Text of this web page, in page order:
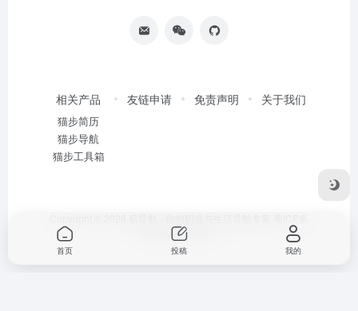
相关产品
猫步简历
猫步导航
猫步工具箱
友链申请 免责声明 关于我们
2020034752号-5
首页 投稿 我的